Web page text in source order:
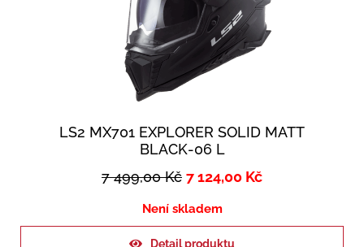
LS2 MX701 EXPLORER SOLID MATT
BLACK-06 L
7 499,00Kč 7 124,00 Kč
Není skladem
Detail produktu